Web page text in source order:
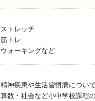
ストレッチ
筋トレ
ウォーキングなど
精神疾患や生活習慣病につい
算数・社会など小中学校課程